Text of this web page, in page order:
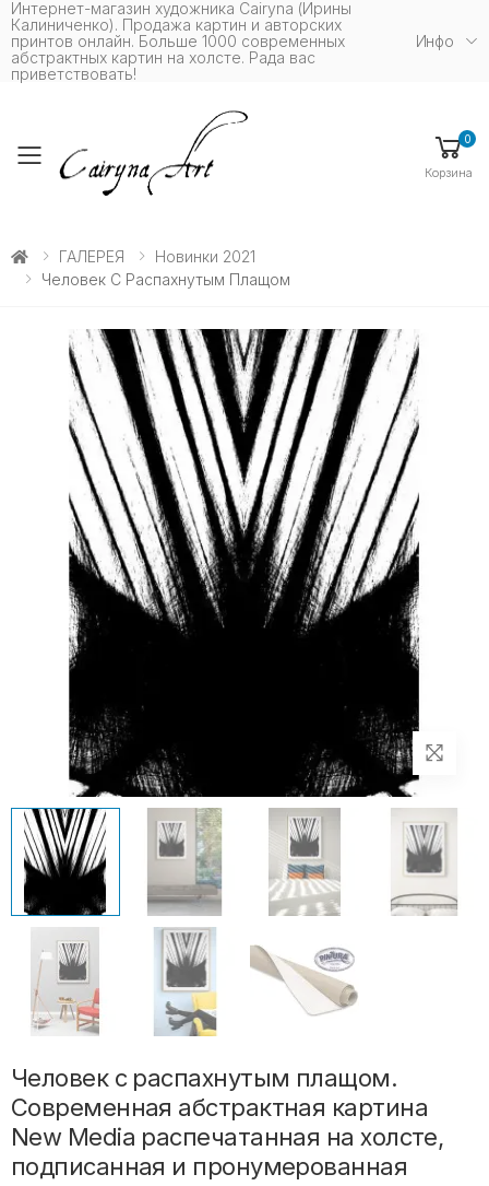
Интернет-магазин художника Cairyna (Ирины
Калиниченко). Продажа картин и авторских
принтов онлайн. Больше 1000 современных
абстрактных картин на холсте. Рада вас
приветствовать!
Инфо
Toggle mobile menu
0
Корзина
ГАЛЕРЕЯ
Новинки 2021
Человек С Распахнутым Плащом
Человек с распахнутым плащом.
Современная абстрактная картина
New Media распечатанная на холсте,
подписанная и пронумерованная